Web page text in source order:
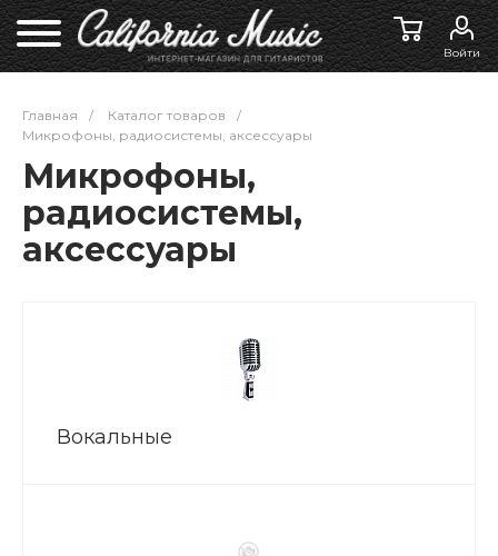
Войти
Главная / Каталог товаров
/
Микрофоны, радиосистемы, аксессуары
Микрофоны,
радиосистемы,
аксессуары
Вокальные